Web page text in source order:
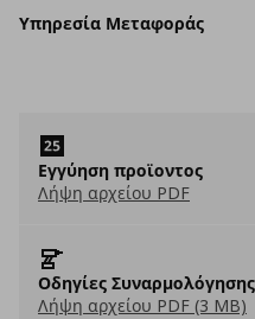
Υπηρεσία Μεταφοράς
Εγγύηση προϊοντος
Λήψη αρχείου PDF
Οδηγίες Συναρμολόγησης
Λήψη αρχείου PDF (3 MB)